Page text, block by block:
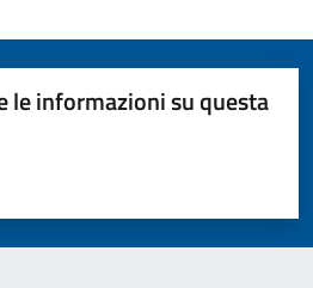
le informazioni su questa
su 5
su 5
5